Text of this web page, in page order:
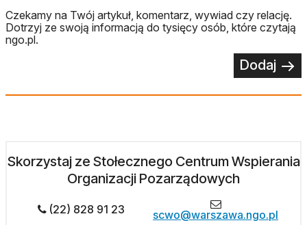
Czekamy na Twój artykuł, komentarz, wywiad czy relację.
Dotrzyj ze swoją informacją do tysięcy osób, które czytają
ngo.pl.
Dodaj
Skorzystaj ze Stołecznego Centrum Wspierania
Organizacji Pozarządowych
(22) 828 91 23 scwo@warszawa.ngo.pl